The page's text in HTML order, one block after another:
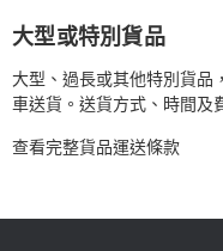
大型或特別貨品
大型、過長或其他特別貨品
車送貨。送貨方式、時間及
查看完整貨品運送條款